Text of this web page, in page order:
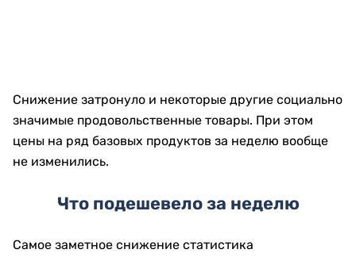
Снижение затронуло и некоторые другие социально
значимые продовольственные товары. При этом
цены на ряд базовых продуктов за неделю вообще
не изменились.
Что подешевело за неделю
Самое заметное снижение статистика